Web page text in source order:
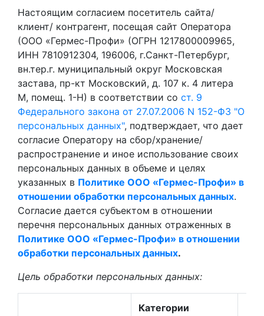
Настоящим согласием посетитель сайта/
клиент/ контрагент, посещая сайт Оператора
(ООО «Гермес-Профи» (ОГРН 1217800009965,
ИНН 7810912304, 196006, г.Санкт-Петербург,
вн.тер.г. муниципальный округ Московская
застава, пр-кт Московский, д. 107 к. 4 литера
М, помещ. 1-Н) в соответствии со ст. 9
Федерального закона от 27.07.2006 N 152-ФЗ "О
персональных данных", подтверждает, что дает
согласие Оператору на сбор/хранение/
распространение и иное использование своих
персональных данных в объеме и целях
указанных в Политике ООО «Гермес-Профи» в
отношении обработки персональных данных.
Согласие дается субъектом в отношении
перечня персональных данных отраженных в
Политике ООО «Гермес-Профи» в отношении
обработки персональных данных.
Цель обработки персональных данных:
Категории